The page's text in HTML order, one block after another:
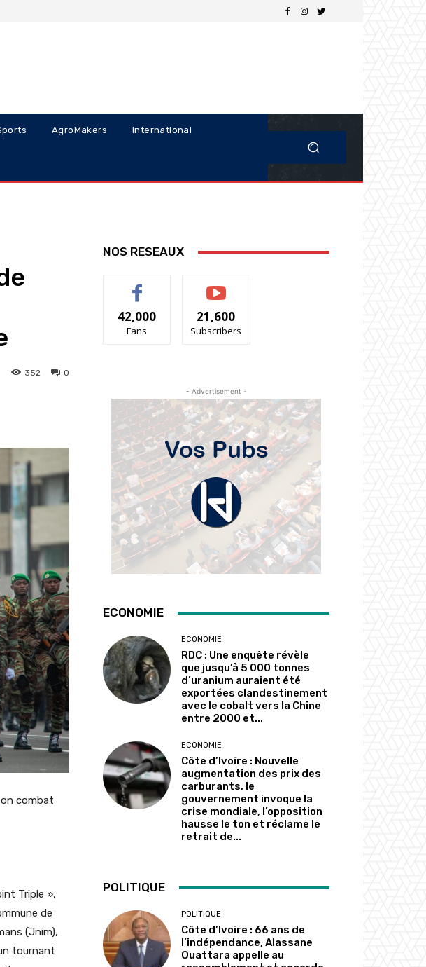
AgroMakers International
0
352
combat
Triple »,
de
(Jnim),
tournant
NOS RESEAUX
42,000
Fans
21,600
Subscribers
- Advertisement -
ECONOMIE
ECONOMIE
RDC : Une enquête révèle
que jusqu’à 5 000 tonnes
d’uranium auraient été
exportées clandestinement
avec le cobalt vers la Chine
entre 2000 et...
ECONOMIE
Côte d’Ivoire : Nouvelle
augmentation des prix des
carburants, le
gouvernement invoque la
crise mondiale, l’opposition
hausse le ton et réclame le
retrait de...
POLITIQUE
POLITIQUE
Côte d’Ivoire : 66 ans de
l’indépendance, Alassane
Ouattara appelle au